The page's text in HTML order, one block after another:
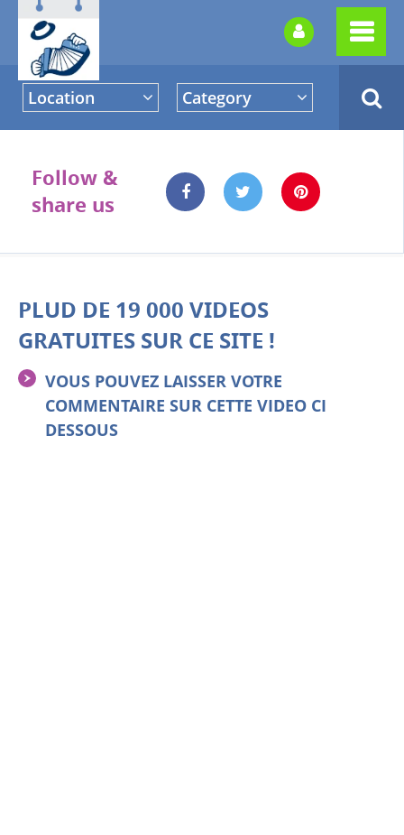
Location Category
Follow &
share us
PLUD DE 19 000 VIDEOS
GRATUITES SUR CE SITE !
VOUS POUVEZ LAISSER VOTRE
COMMENTAIRE SUR CETTE VIDEO CI
DESSOUS